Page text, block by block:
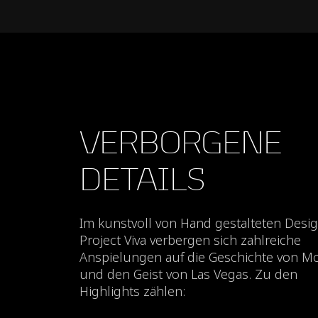
VERBORGENE
DETAILS
Im kunstvoll von Hand gestalteten
Project Viva verbergen sich zahlreiche
Anspielungen auf die Geschichte von
und den Geist von Las Vegas. Zu den
Highlights zählen: